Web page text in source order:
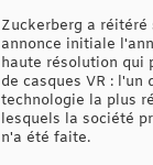
Zuckerberg a réitéré
annonce initiale
haute résolution qui
de casques VR :
technologie la plus
lesquels la société
n'a été faite.